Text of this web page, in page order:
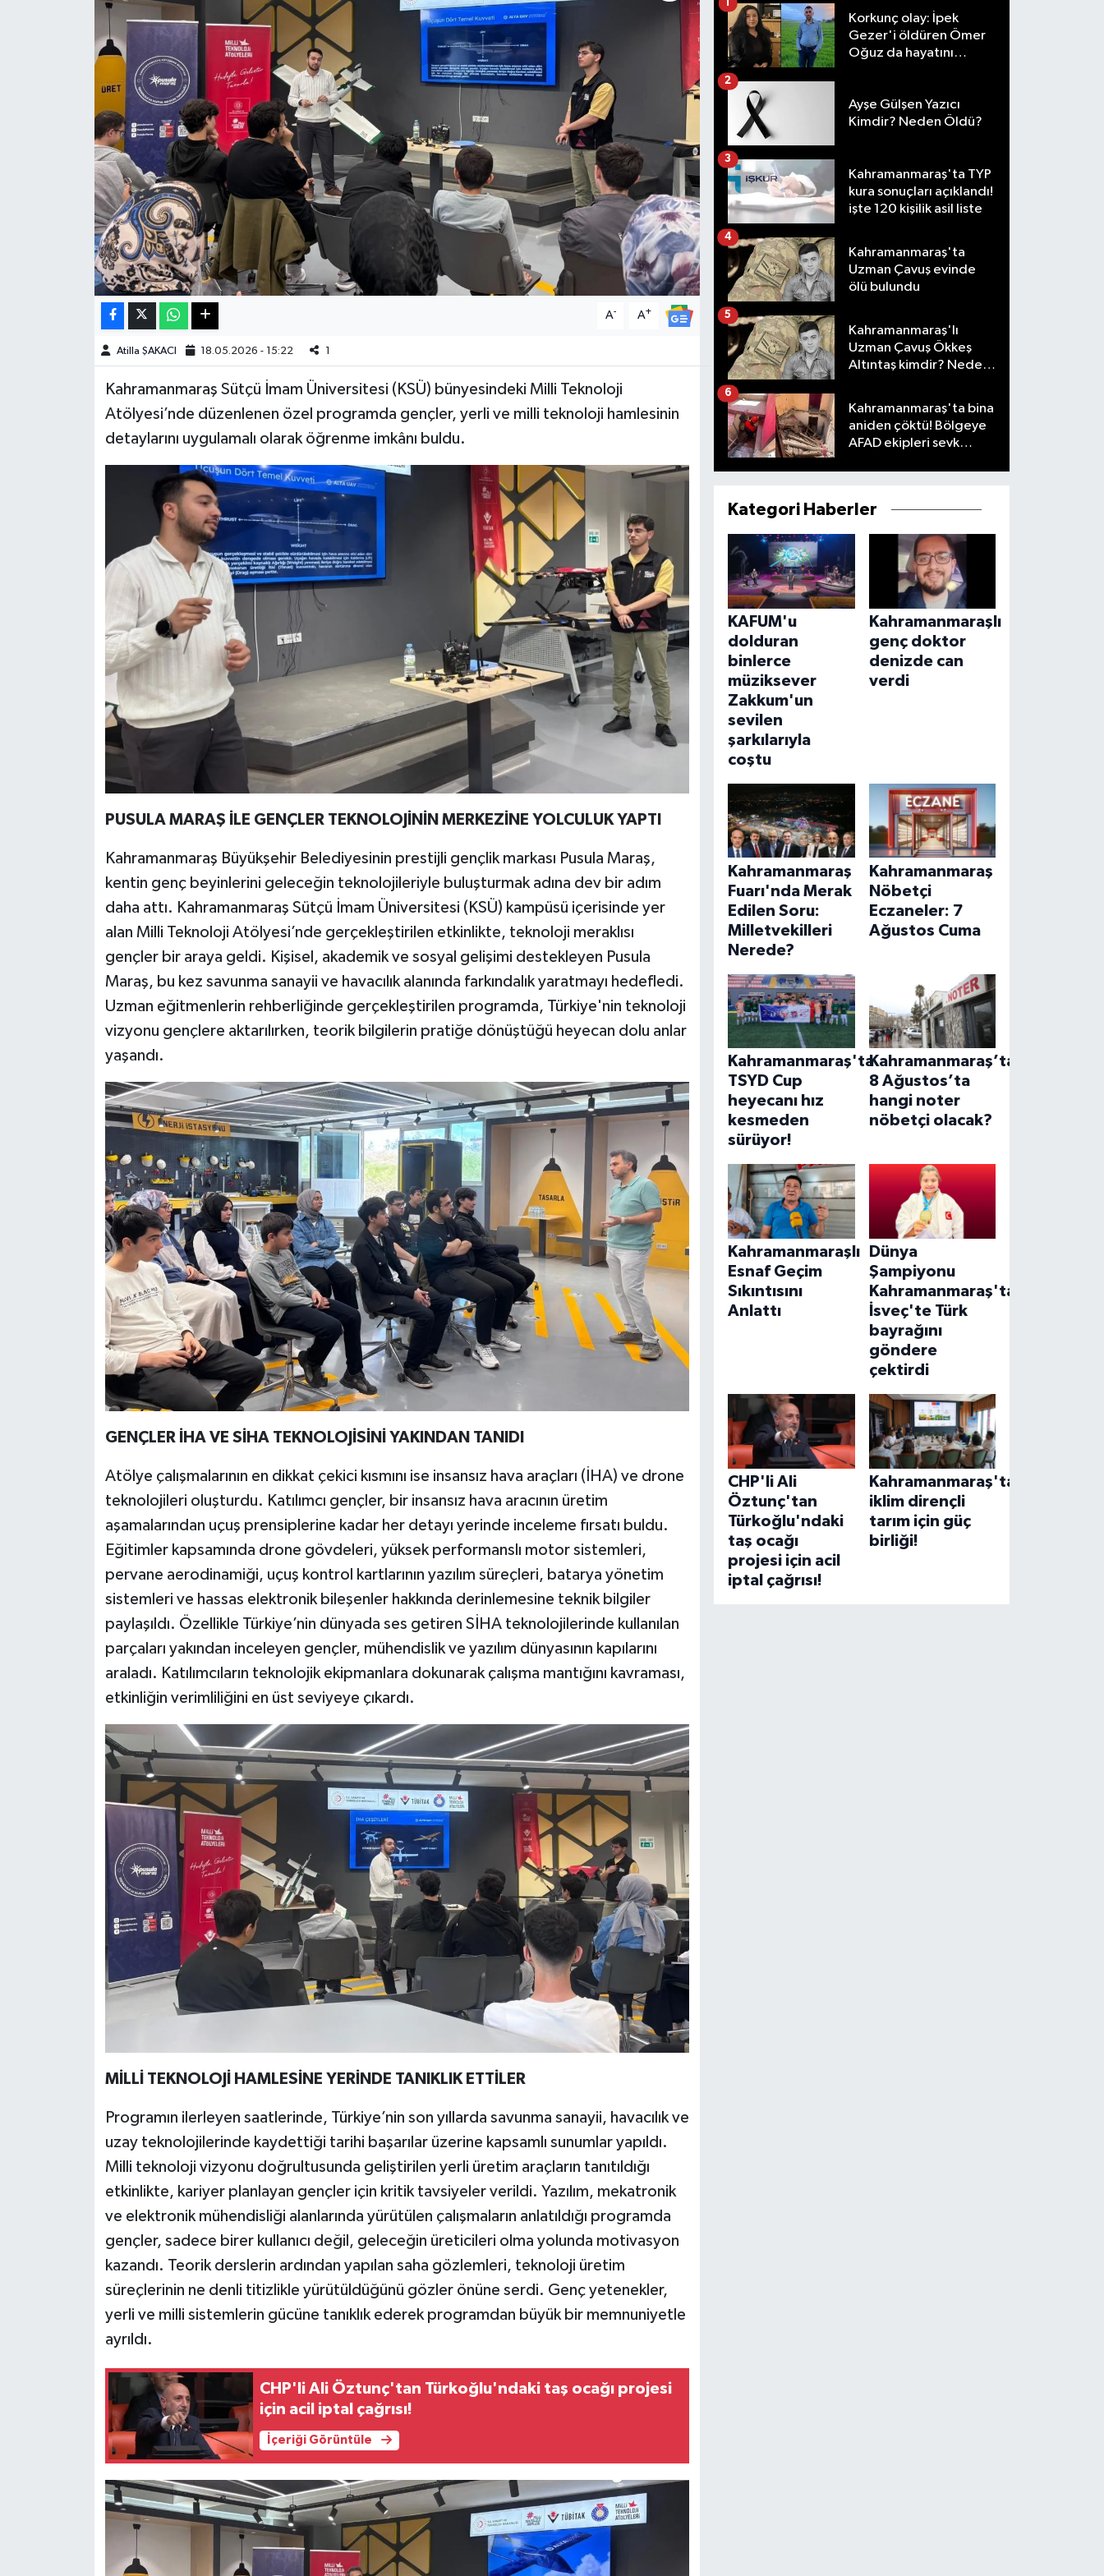
A- A+
Atilla ŞAKACI 18.05.2026 - 15:22 1
Kahramanmaraş Sütçü İmam Üniversitesi (KSÜ) bünyesindeki Milli Teknoloji
Atölyesi’nde düzenlenen özel programda gençler, yerli ve milli teknoloji hamlesinin
detaylarını uygulamalı olarak öğrenme imkânı buldu.
PUSULA MARAŞ İLE GENÇLER TEKNOLOJİNİN MERKEZİNE YOLCULUK YAPTI
Kahramanmaraş Büyükşehir Belediyesinin prestijli gençlik markası Pusula Maraş,
kentin genç beyinlerini geleceğin teknolojileriyle buluşturmak adına dev bir adım
daha attı. Kahramanmaraş Sütçü İmam Üniversitesi (KSÜ) kampüsü içerisinde yer
alan Milli Teknoloji Atölyesi’nde gerçekleştirilen etkinlikte, teknoloji meraklısı
gençler bir araya geldi. Kişisel, akademik ve sosyal gelişimi destekleyen Pusula
Maraş, bu kez savunma sanayii ve havacılık alanında farkındalık yaratmayı hedefledi.
Uzman eğitmenlerin rehberliğinde gerçekleştirilen programda, Türkiye'nin teknoloji
vizyonu gençlere aktarılırken, teorik bilgilerin pratiğe dönüştüğü heyecan dolu anlar
yaşandı.
GENÇLER İHA VE SİHA TEKNOLOJİSİNİ YAKINDAN TANIDI
Atölye çalışmalarının en dikkat çekici kısmını ise insansız hava araçları (İHA) ve drone
teknolojileri oluşturdu. Katılımcı gençler, bir insansız hava aracının üretim
aşamalarından uçuş prensiplerine kadar her detayı yerinde inceleme fırsatı buldu.
Eğitimler kapsamında drone gövdeleri, yüksek performanslı motor sistemleri,
pervane aerodinamiği, uçuş kontrol kartlarının yazılım süreçleri, batarya yönetim
sistemleri ve hassas elektronik bileşenler hakkında derinlemesine teknik bilgiler
paylaşıldı. Özellikle Türkiye’nin dünyada ses getiren SİHA teknolojilerinde kullanılan
parçaları yakından inceleyen gençler, mühendislik ve yazılım dünyasının kapılarını
araladı. Katılımcıların teknolojik ekipmanlara dokunarak çalışma mantığını kavraması,
etkinliğin verimliliğini en üst seviyeye çıkardı.
MİLLİ TEKNOLOJİ HAMLESİNE YERİNDE TANIKLIK ETTİLER
Programın ilerleyen saatlerinde, Türkiye’nin son yıllarda savunma sanayii, havacılık ve
uzay teknolojilerinde kaydettiği tarihi başarılar üzerine kapsamlı sunumlar yapıldı.
Milli teknoloji vizyonu doğrultusunda geliştirilen yerli üretim araçların tanıtıldığı
etkinlikte, kariyer planlayan gençler için kritik tavsiyeler verildi. Yazılım, mekatronik
ve elektronik mühendisliği alanlarında yürütülen çalışmaların anlatıldığı programda
gençler, sadece birer kullanıcı değil, geleceğin üreticileri olma yolunda motivasyon
kazandı. Teorik derslerin ardından yapılan saha gözlemleri, teknoloji üretim
süreçlerinin ne denli titizlikle yürütüldüğünü gözler önüne serdi. Genç yetenekler,
yerli ve milli sistemlerin gücüne tanıklık ederek programdan büyük bir memnuniyetle
ayrıldı.
CHP'li Ali Öztunç'tan Türkoğlu'ndaki taş ocağı projesi
için acil iptal çağrısı!
İçeriği Görüntüle
Korkunç olay: İpek
Gezer'i öldüren Ömer
Oğuz da hayatını
1
Ayşe Gülşen Yazıcı
Kimdir? Neden Öldü?
2
Kahramanmaraş'ta TYP
kura sonuçları açıklandı!
işte 120 kişilik asil liste
3
Kahramanmaraş'ta
Uzman Çavuş evinde
ölü bulundu
4
Kahramanmaraş'lı
Uzman Çavuş Ökkeş
Altıntaş kimdir? Neden
5
Kahramanmaraş'ta bina
aniden çöktü! Bölgeye
AFAD ekipleri sevk
6
Kategori Haberler
KAFUM'u
dolduran
binlerce
müziksever
Zakkum'un
sevilen
şarkılarıyla
coştu
Kahramanmaraşlı
genç doktor
denizde can
verdi
Kahramanmaraş
Fuarı'nda Merak
Edilen Soru:
Milletvekilleri
Nerede?
Kahramanmaraş
Nöbetçi
Eczaneler: 7
Ağustos Cuma
Kahramanmaraş'ta
TSYD Cup
heyecanı hız
kesmeden
sürüyor!
Kahramanmaraş’ta
8 Ağustos’ta
hangi noter
nöbetçi olacak?
Kahramanmaraşlı
Esnaf Geçim
Sıkıntısını
Anlattı
Dünya
Şampiyonu
Kahramanmaraş'tan!
İsveç'te Türk
bayrağını
göndere
çektirdi
CHP'li Ali
Öztunç'tan
Türkoğlu'ndaki
taş ocağı
projesi için acil
iptal çağrısı!
Kahramanmaraş'ta
iklim dirençli
tarım için güç
birliği!
Magazin
Manşet Altı
Manşetler
Resmi İlan
SürManşet
KAHRAMANMARAŞ